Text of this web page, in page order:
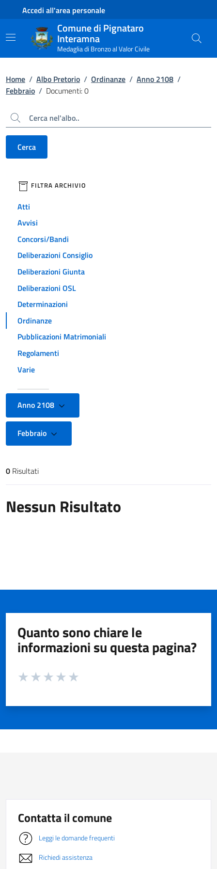
Contenuto principale
Piede di paginaAccedi all'area personale
Comune di Pignataro
Interamna
Medaglia di Bronzo al Valor Civile
Home / Albo Pretorio / Ordinanze / Anno 2108 /
Febbraio / Documenti: 0
Cerca
Cerca
filtri da applicare
FILTRA ARCHIVIO
Atti
Avvisi
Concorsi/Bandi
Deliberazioni Consiglio
Deliberazioni Giunta
Deliberazioni OSL
Determinazioni
Ordinanze
Pubblicazioni Matrimoniali
Regolamenti
Varie
Anno 2108
Febbraio
Risultati di ricerca
0 Risultati
Nessun Risultato
Quanto sono chiare le
informazioni su questa pagina?
Valuta da 1 a 5 stelle la pagina
Contatta il comune
Leggi le domande frequenti
Richiedi assistenza